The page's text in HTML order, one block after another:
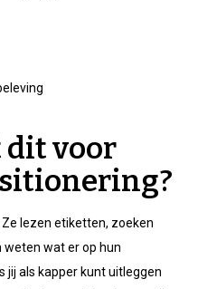
dit voor
lezen etiketten, zoeken
weten wat er op hun
jij als kapper kunt uitleggen